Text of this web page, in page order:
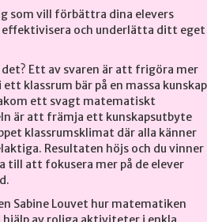
som vill förbättra dina elevers
och underlätta ditt eget
det? Ett av svaren är att frigöra mer
klassrum bär på en massa kunskap
ett svagt matematiskt
är att främja ett kunskapsutbyte
klassrumsklimat där alla känner
Resultaten höjs och du vinner
till att fokusera mer på de elever
Sabine Louvet hur matematiken